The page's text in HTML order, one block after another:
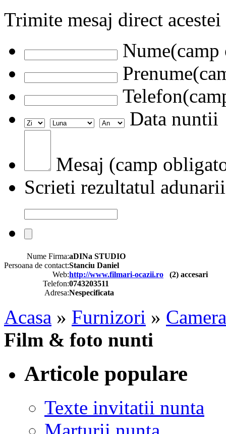
Trimite mesaj direct
Data nuntii
Mesaj (camp
Scrieti rezultatul adunarii
Nume Firma:aDINa STUDIO
Persoana de contact:Stanciu Daniel
Web:http://www.filmari-ocazii.ro (2) accesari
Telefon:0743203511
Adresa:Nespecificata
Acasa » Furnizori »
Film & foto nunti
Articole populare
Texte invitatii nunta